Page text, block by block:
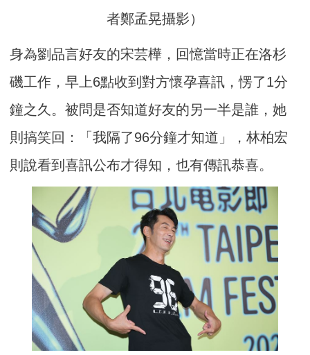
者鄭孟晃攝影）
身為劉品言好友的宋芸樺，回憶當時正在洛杉
磯工作，早上6點收到對方懷孕喜訊，愣了1分
鐘之久。被問是否知道好友的另一半是誰，她
則搞笑回：「我隔了96分鐘才知道」，林柏宏
則說看到喜訊公布才得知，也有傳訊恭喜。